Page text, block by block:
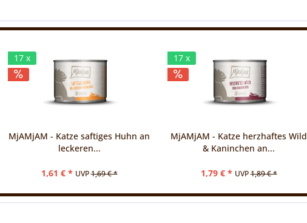
17 x
MjAMjAM - Katze saftiges Huhn an
leckeren...
1,61 € * UVP1,69 € *
17 x
MjAMjAM - Katze herzhaftes Wild
& Kaninchen an...
1,79 € * UVP1,89 € *